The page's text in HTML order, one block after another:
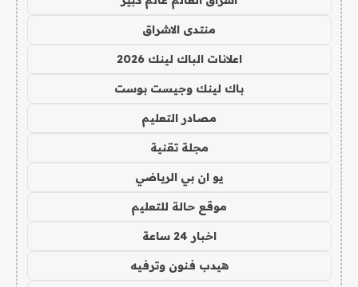
منتدى الاشراق
اعلانات الباك لينك 2026
باك لينك وجيست بوست
مصادر التعليم
مجلة تقنية
يو ان بي الرياضي
موقع حالة للتعليم
اخبار 24 ساعة
هيدب فنون وترفيه